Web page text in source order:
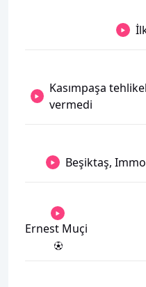
Kasımpaşa
vermedi
Beşiktaş,
Ernest Muçi